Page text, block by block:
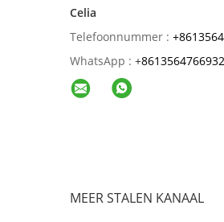
Celia
Telefoonnummer :
WhatsApp : +8613564766932
MEER STALEN KANAAL